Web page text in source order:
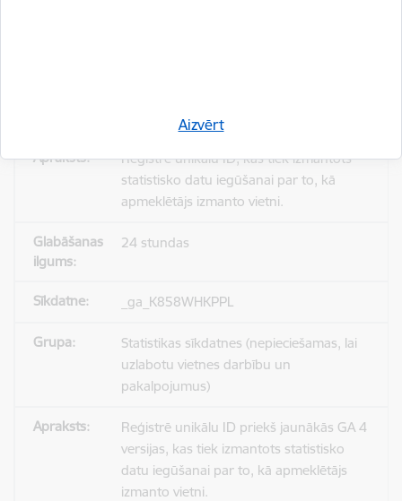
Aizvērt
pakalpojumus)
Reģistrē unikālu ID, kas tiek izmantots
statistisko datu iegūšanai par to, kā
apmeklētājs izmanto vietni.
24 stundas
_ga_K858WHKPPL
Statistikas sīkdatnes (nepieciešamas, lai
uzlabotu vietnes darbību un
pakalpojumus)
Reģistrē unikālu ID priekš jaunākās GA 4
versijas, kas tiek izmantots statistisko
datu iegūšanai par to, kā apmeklētājs
izmanto vietni.